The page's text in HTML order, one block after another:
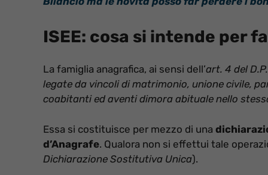
ISEE: cosa si intende per
La famiglia anagrafica, ai sensi dell’art. 4 del
legate da vincoli di matrimonio, unione civile,
coabitanti ed aventi dimora abituale nello
Essa si costituisce per mezzo di una
d’Anagrafe. Qualora non si effettui tale
Dichiarazione Sostitutiva Unica).